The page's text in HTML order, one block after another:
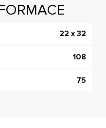
22 x 32
108
75